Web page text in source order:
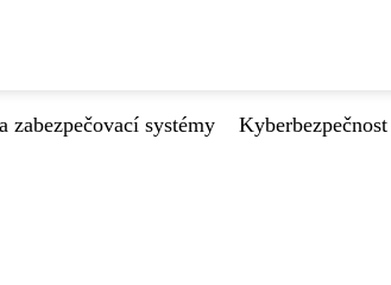
zabezpečovací systémy Kyberbezpečnost